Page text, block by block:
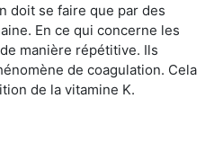
doit se faire que par des
En ce qui concerne les
manière répétitive. Ils
de coagulation. Cela
de la vitamine K.